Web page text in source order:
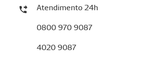
Atendimento 24h
0800 970 9087
4020 9087